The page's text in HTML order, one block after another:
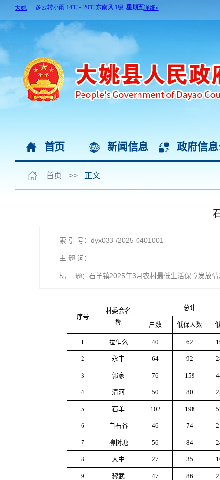
首页 新闻信息 政府信
首页 >> 正文
索 引 号：dyx033-/2025-0401001
主 题 词：
标 题：石羊镇2025年3月农村最低生活保障发放情
序号
村委会名
称
总计
户数 低保人数
1 拉乍么 40 62
2 永丰 64 92
3 郭家 76 159
4 清河 50 80
5 石羊 102 198
6 白石谷 46 74
7 柳树塘 56 84
8 大中 27 35
9 黎武 47 86